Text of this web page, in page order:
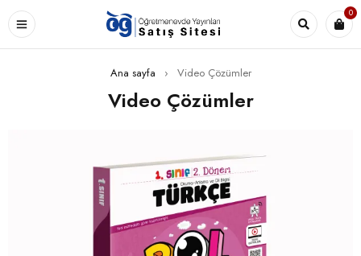
0
Ana sayfa › Video Çözümler
Video Çözümler